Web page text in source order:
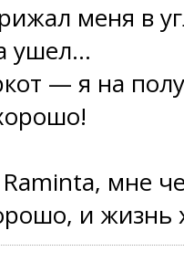
меня в
ушел...
— я на полу
мне
и жизнь